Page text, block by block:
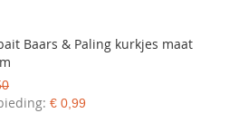
Baars & Paling kurkjes maat
€ 0,99